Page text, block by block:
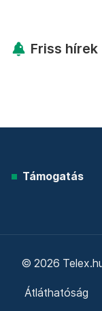
Friss hírek
Támogatás
© 2026
Átláthatóság